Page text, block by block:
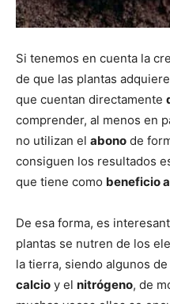
Si tenemos en cuenta la
de que las plantas
que cuentan directamente
comprender, al menos en
no utilizan el abono de
consiguen los resultados
que tiene como beneficio
De esa forma, es
plantas se nutren de los
la tierra, siendo algunos
calcio y el nitrógeno, de